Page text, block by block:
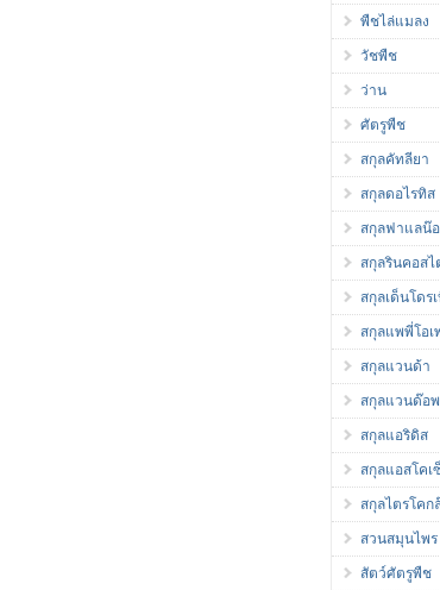
พืชไล่แมลง
วัชพืช
ว่าน
ศัตรูพืช
สกุลคัทลียา
สกุลดอไรทิส
สกุลฟาแลน๊
สกุลรินคอสไ
สกุลเด็นโดร
สกุลแพพี่โอเ
สกุลแวนด้า
สกุลแวนด๊อ
สกุลแอริดิส
สกุลแอสโคเ
สกุลไตรโคก
สวนสมุนไพร
สัตว์ศัตรูพืช